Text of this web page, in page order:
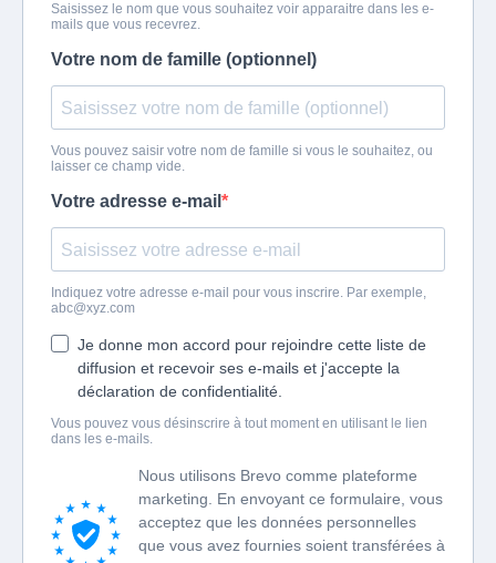
Saisissez le nom que vous souhaitez voir apparaitre dans les e-
mails que vous recevrez.
Votre nom de famille (optionnel)
Vous pouvez saisir votre nom de famille si vous le souhaitez, ou
laisser ce champ vide.
Votre adresse e-mail
Indiquez votre adresse e-mail pour vous inscrire. Par exemple,
abc@xyz.com
Je donne mon accord pour rejoindre cette liste de
diffusion et recevoir ses e-mails et j'accepte la
déclaration de confidentialité.
Vous pouvez vous désinscrire à tout moment en utilisant le lien
dans les e-mails.
Nous utilisons Brevo comme plateforme
marketing. En envoyant ce formulaire, vous
acceptez que les données personnelles
que vous avez fournies soient transférées à